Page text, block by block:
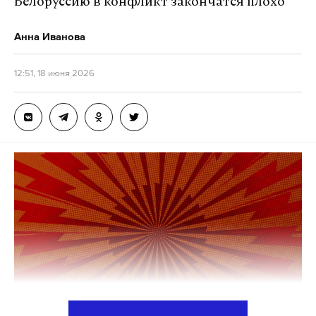
меру пресечения в виде домашнего ареста и
Напомним, что в ходе прений сторон
государственное обвинение
общего режима с аналогичным штрафом. Однако
суд счел возможным назначить наказание
условно. В качестве смягчающего обстоятельства
прокурор просил учесть активное содействие
подсудимой следствию, что в итоге было принято
во внимание при вынесении решения.
Анна Иванова
12:51, 18 июня 2026